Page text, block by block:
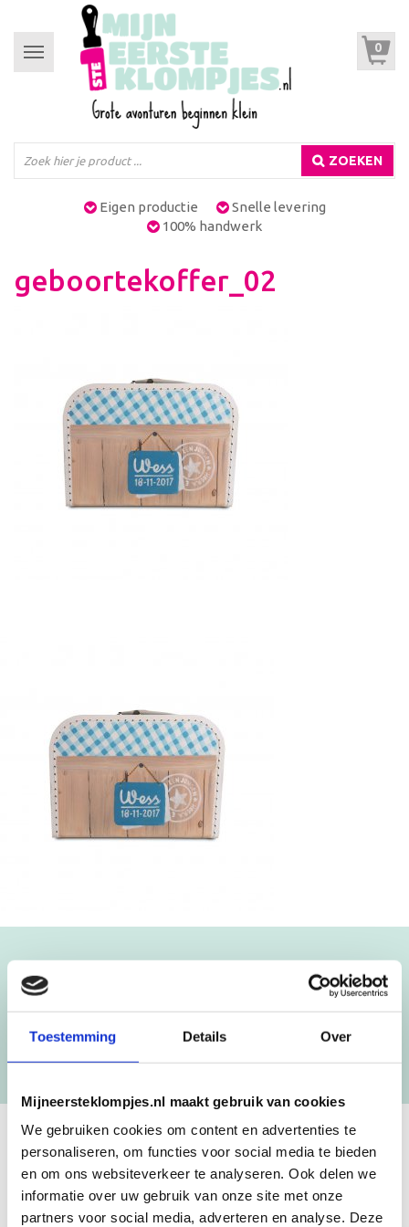
Toestemming Details Over
Mijneersteklompjes.nl maakt gebruik van cookies
We gebruiken cookies om content en advertenties te
personaliseren, om functies voor social media te bieden
en om ons websiteverkeer te analyseren. Ook delen we
informatie over uw gebruik van onze site met onze
partners voor social media, adverteren en analyse. Deze
Toggle
navigation
0
ZOEKEN
Eigen productie
Snelle levering
100% handwerk
geboortekoffer_02
Blijf op de hoogte!
NIEUWSBRIEF
[mc4wp_form id=”3182″]
GEBOORTEKLOMPJES EN
KRAAMCADEAU MET NAAM